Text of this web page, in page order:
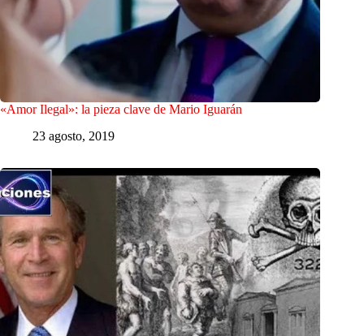
«Amor Ilegal»: la pieza clave de Mario Iguarán
23 agosto, 2019